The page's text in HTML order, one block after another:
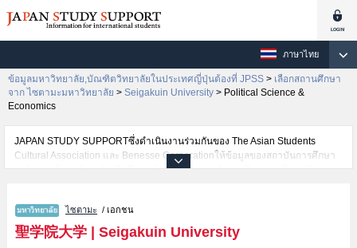
ภาษาไทย
ข้อมูลมหาวิทยาลัย,บัณฑิตวิทยาลัยในประเทศญี่ปุ่นต้องที่ JPSS > เลือกสถานศึกษา
จาก ไซตามะมหาวิทยาลัย > Seigakuin University > Political Science &
Economics
JAPAN STUDY SUPPORTซึ่งดำเนินงานร่วมกันของ The Asian Students
Cultural Association และ Benesse Corporationให้ข้อมูลของสถาบันการศึกษา
ระดับมหาวิทยาลัย・บัณฑิตวิทยาลัย・วิทยาลัยระดับอนุปริญญา・วิทยาลัย
ชาติเช่นข้อมูลของแต่ละคณะ,ข้อมูลการสอบคัดเลือกเข้าศึกษาเช่นจำนวนคนที่รับ
สมัครหรือจำนวนคนที่ผ่านการสอบคัดเลือกเป็นต้น,แนะนำสถานที่,การเดินทาง
เป็นต้นไว้ด้วยดังนั้นขอเชิญใช้บริการค้นหาข้อมูลตามอัธยาศัย
ไซตามะ / เอกชน
聖学院大学| Seigakuin University